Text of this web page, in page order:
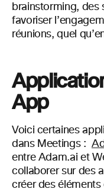
brainstorming, des
favoriser
réunions, quel
App
Voici certaines
dans Meetings :
entre Adam.ai et
collaborer sur des
créer des éléments